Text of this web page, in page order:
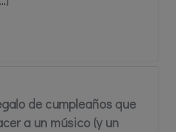
de cumpleaños que
a un músico (y un